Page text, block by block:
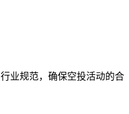
业规范，确保空投活动的合